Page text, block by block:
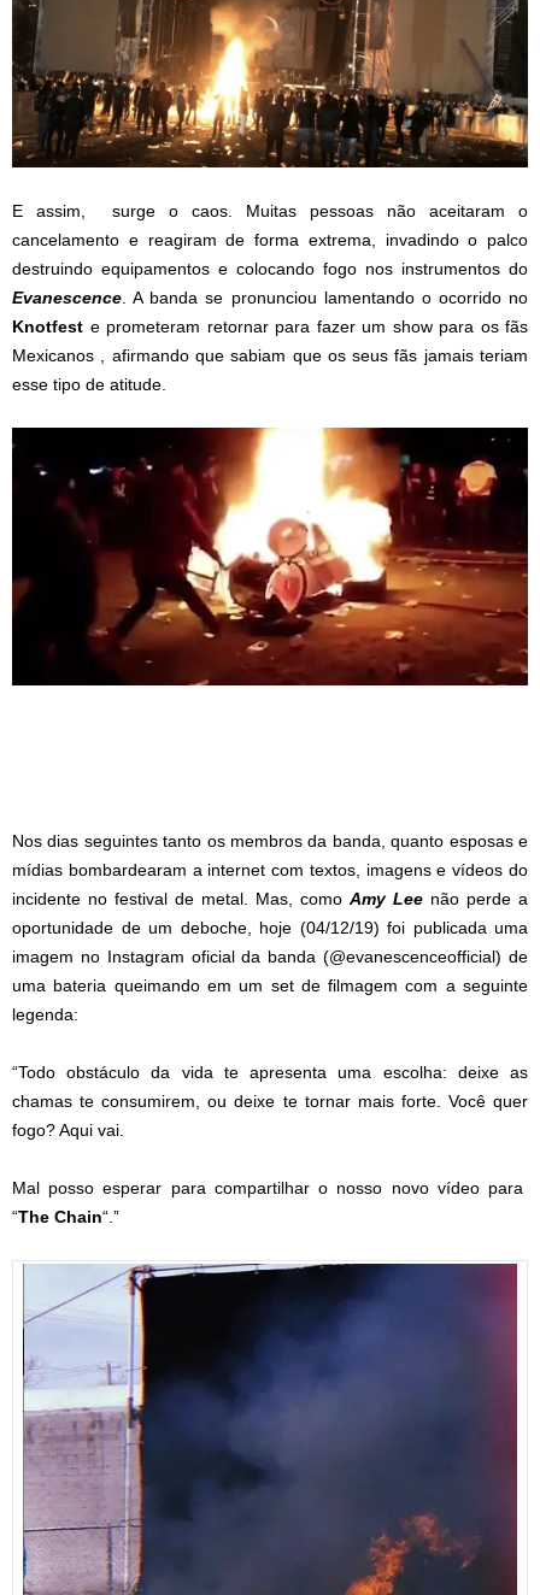
E assim, surge o caos. Muitas pessoas não aceitaram o
cancelamento e reagiram de forma extrema, invadindo o palco
destruindo equipamentos e colocando fogo nos instrumentos do
Evanescence . A banda se pronunciou lamentando o ocorrido no
Knotfest e prometeram retornar para fazer um show para os fãs
Mexicanos , afirmando que sabiam que os seus fãs jamais teriam
esse tipo de atitude.
Nos dias seguintes tanto os membros da banda, quanto esposas e
mídias bombardearam a internet com textos, imagens e vídeos do
incidente no festival de metal. Mas, como Amy Lee não perde a
oportunidade de um deboche, hoje (04/12/19) foi publicada uma
imagem no Instagram oficial da banda (@evanescenceofficial) de
uma bateria queimando em um set de filmagem com a seguinte
legenda:
“Todo obstáculo da vida te apresenta uma escolha: deixe as
chamas te consumirem, ou deixe te tornar mais forte. Você quer
fogo? Aqui vai.
Mal posso esperar para compartilhar o nosso novo vídeo para
“The Chain“.”